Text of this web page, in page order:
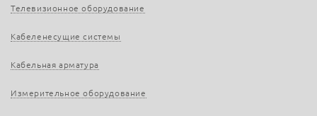
Телевизионное оборудование
Кабеленесущие системы
Кабельная арматура
Измерительное оборудование